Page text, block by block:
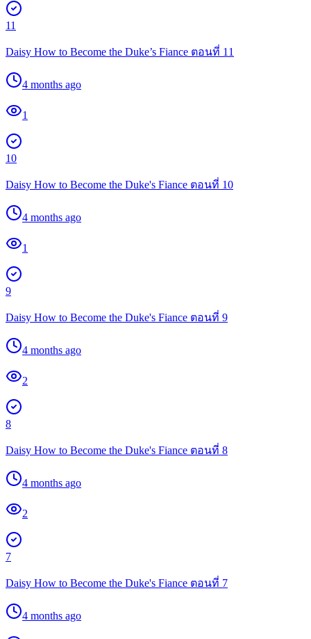
11
Daisy How to Become the Duke’s Fiance ตอนที่ 11
4 months ago
1
10
Daisy How to Become the Duke's Fiance ตอนที่ 10
4 months ago
1
9
Daisy How to Become the Duke's Fiance ตอนที่ 9
4 months ago
2
8
Daisy How to Become the Duke's Fiance ตอนที่ 8
4 months ago
2
7
Daisy How to Become the Duke's Fiance ตอนที่ 7
4 months ago